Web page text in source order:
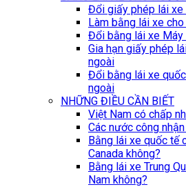
Đổi giấy phép lái
Làm bằng lái xe
Đổi bằng lái xe
Gia hạn giấy phép
ngoài
Đổi bằng lái xe
ngoài
NHỮNG ĐIỀU CẦN BIẾT
Việt Nam có chấp
Các nước công
Bằng lái xe quốc tế
Canada không?
Bằng lái xe Trung
Nam không?